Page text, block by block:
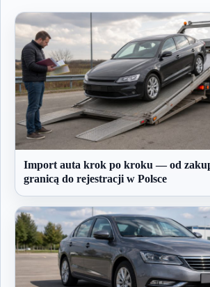
Import auta krok po kroku — od
granicą do rejestracji w Polsce